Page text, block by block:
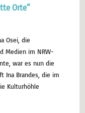
Orte“
Osei, die
Medien im NRW-
war es nun die
Ina Brandes, die im
Kulturhöhle